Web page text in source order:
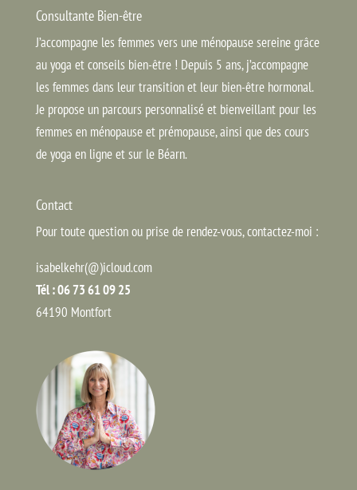
Consultante Bien-être
J’accompagne les femmes vers une ménopause sereine grâce
au yoga et conseils bien-être ! Depuis 5 ans, j’accompagne
les femmes dans leur transition et leur bien-être hormonal.
Je propose un parcours personnalisé et bienveillant pour les
femmes en ménopause et prémopause, ainsi que des cours
de yoga en ligne et sur le Béarn.
Contact
Pour toute question ou prise de rendez-vous, contactez-moi :
isabelkehr(@)icloud.com
Tél : 06 73 61 09 25
64190 Montfort